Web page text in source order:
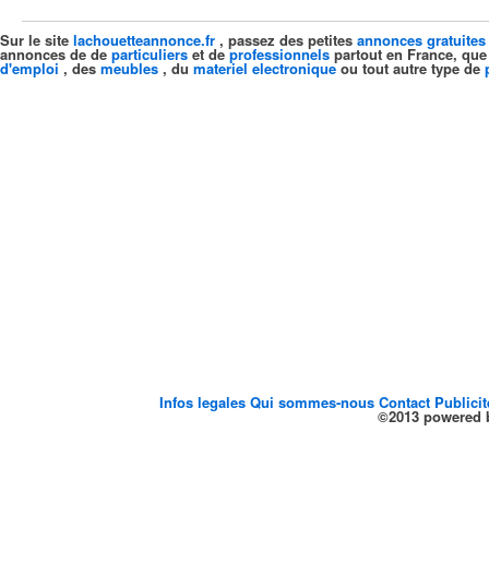
Sur le site lachouetteannonce.fr , passez des petites annonces gratuites
annonces de de particuliers et deprofessionnels partout en France,
d'emploi , des meubles , du materiel electroniqueou tout autre type de
Infos legalesQui sommes-nousContact
©2013 powered